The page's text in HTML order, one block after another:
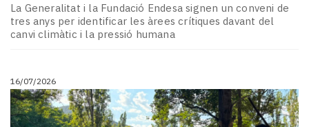
La Generalitat i la Fundació Endesa signen un conveni de
tres anys per identificar les àrees crítiques davant del
canvi climàtic i la pressió humana
16/07/2026